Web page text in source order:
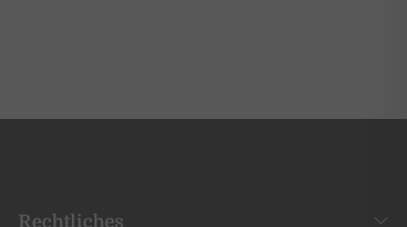
Rechtliches